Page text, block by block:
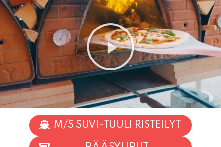
M/S SUVI-TUULI RISTEILYT
PÄÄSYLIPUT
KEIKKABUSSI